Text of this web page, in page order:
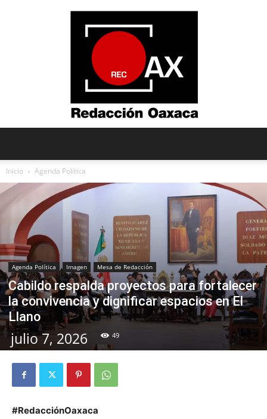
Inicio Agenda Política
Agenda Política Imagen Mesa de Redacción
Cabildo respalda proyectos para fortalecer
la convivencia y dignificar espacios en El
Llano
julio 7, 2026 49
#RedacciónOaxaca